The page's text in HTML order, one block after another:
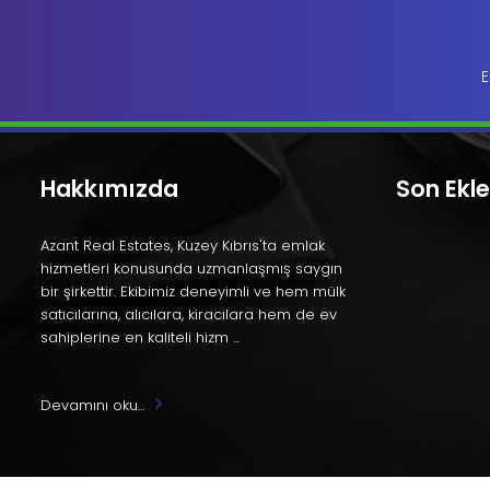
Hakkımızda
Azant Real Estates, Kuzey Kıbrıs'ta emlak
hizmetleri konusunda uzmanlaşmış saygın
bir şirkettir. Ekibimiz deneyimli ve hem mülk
satıcılarına, alıcılara, kiracılara hem de ev
sahiplerine en kaliteli hizm ...
Devamını oku...
Son